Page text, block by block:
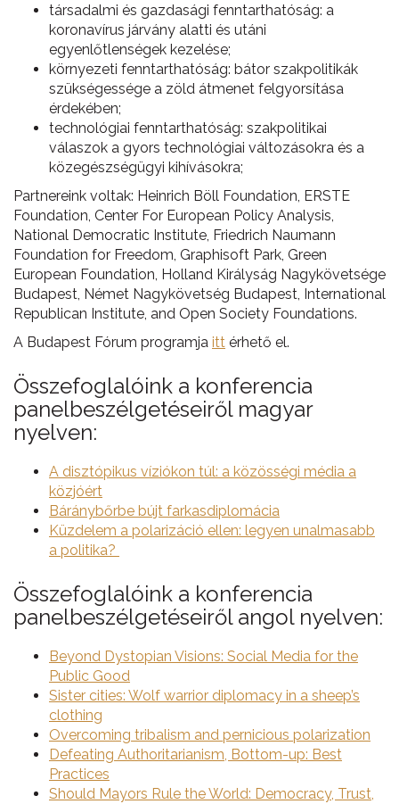
társadalmi és gazdasági fenntarthatóság: a
koronavírus járvány alatti és utáni
egyenlőtlenségek kezelése;
környezeti fenntarthatóság: bátor szakpolitikák
szükségessége a zöld átmenet felgyorsítása
érdekében;
technológiai fenntarthatóság: szakpolitikai
válaszok a gyors technológiai változásokra és a
közegészségügyi kihívásokra;
Partnereink voltak: Heinrich Böll Foundation, ERSTE
Foundation, Center For European Policy Analysis,
National Democratic Institute, Friedrich Naumann
Foundation for Freedom, Graphisoft Park, Green
European Foundation, Holland Királyság Nagykövetsége
Budapest, Német Nagykövetség Budapest, International
Republican Institute, and Open Society Foundations.
A Budapest Fórum programja itt érhető el.
Összefoglalóink a konferencia
panelbeszélgetéseiről magyar
nyelven:
A disztópikus víziókon túl: a közösségi média a
közjóért
Báránybőrbe bújt farkasdiplomácia
Küzdelem a polarizáció ellen: legyen unalmasabb
a politika?
Összefoglalóink a konferencia
panelbeszélgetéseiről angol nyelven:
Beyond Dystopian Visions: Social Media for the
Public Good
Sister cities: Wolf warrior diplomacy in a sheep’s
clothing
Overcoming tribalism and pernicious polarization
Defeating Authoritarianism, Bottom-up: Best
Practices
Should Mayors Rule the World: Democracy, Trust,